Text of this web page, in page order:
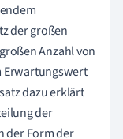
der großen
Anzahl von
Erwartungswert
dazu erklärt
der
der Form der